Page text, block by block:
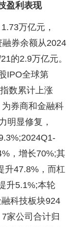
盈利表现
万亿元，
券余额从2024
的2.9万亿元。
IPO全球第
数累计上涨
券商和金融科
明显修复，
，增长70%;其
升47.8%，而杠
升5.1%;本轮
科技板块924
家公司合计归